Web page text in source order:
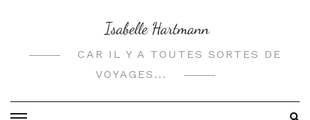
CAR IL Y A TOUTES SORTES DE
VOYAGES...